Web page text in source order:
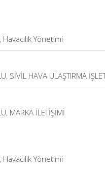
Yönetimi
SİVİL HAVA ULAŞTIRMA
MARKA İLETİŞİMİ
Yönetimi